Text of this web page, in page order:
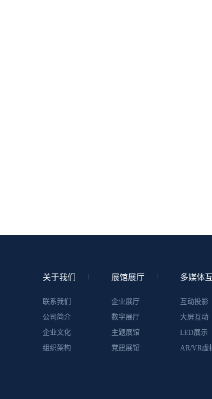
关于我们
联系我们
公司简介
企业文化
组织架构
展馆展厅
企业展厅
数字展厅
主题展馆
党建展馆
多媒体
互动投影
大屏互动
LED展示
AR/VR虚